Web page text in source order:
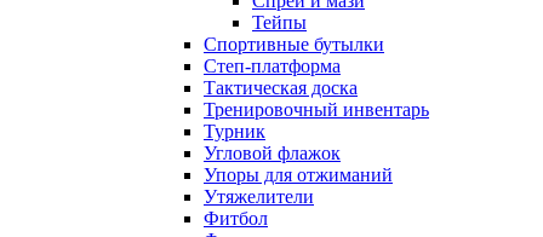
Тейпы
Спортивные бутылки
Степ-платформа
Тактическая доска
Тренировочный инвентарь
Турник
Угловой флажок
Упоры для отжиманий
Утяжелители
Фитбол